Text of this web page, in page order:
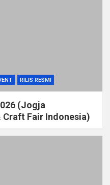
RILIS RESMI
(Jogja
Fair Indonesia)